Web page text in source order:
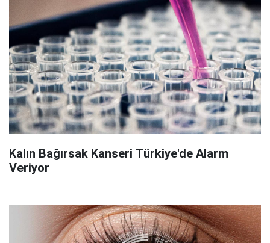
Kalın Bağırsak Kanseri Türkiye'de Alarm
Veriyor